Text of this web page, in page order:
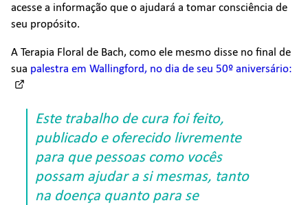
acesse a informação que o ajudará a tomar consciência de
seu propósito.
A Terapia Floral de Bach, como ele mesmo disse no final de
sua palestra em Wallingford, no dia de seu 50º aniversário:
Este trabalho de cura foi feito,
publicado e oferecido livremente
para que pessoas como vocês
possam ajudar a si mesmas, tanto
na doença quanto para se